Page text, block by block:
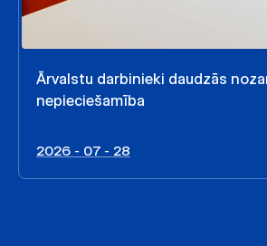
Ārvalstu darbinieki daudzās
nepieciešamība
2026 - 07 - 28